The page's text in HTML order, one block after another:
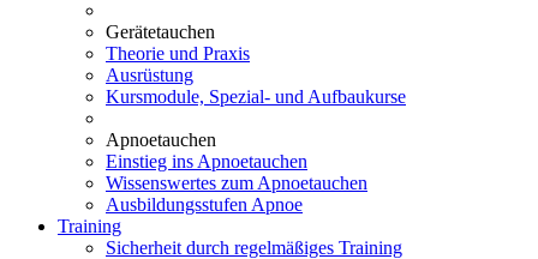
Gerätetauchen
Theorie und Praxis
Ausrüstung
Kursmodule, Spezial- und Aufbaukurse
Apnoetauchen
Einstieg ins Apnoetauchen
Wissenswertes zum Apnoetauchen
Ausbildungsstufen Apnoe
Training
Sicherheit durch regelmäßiges Training